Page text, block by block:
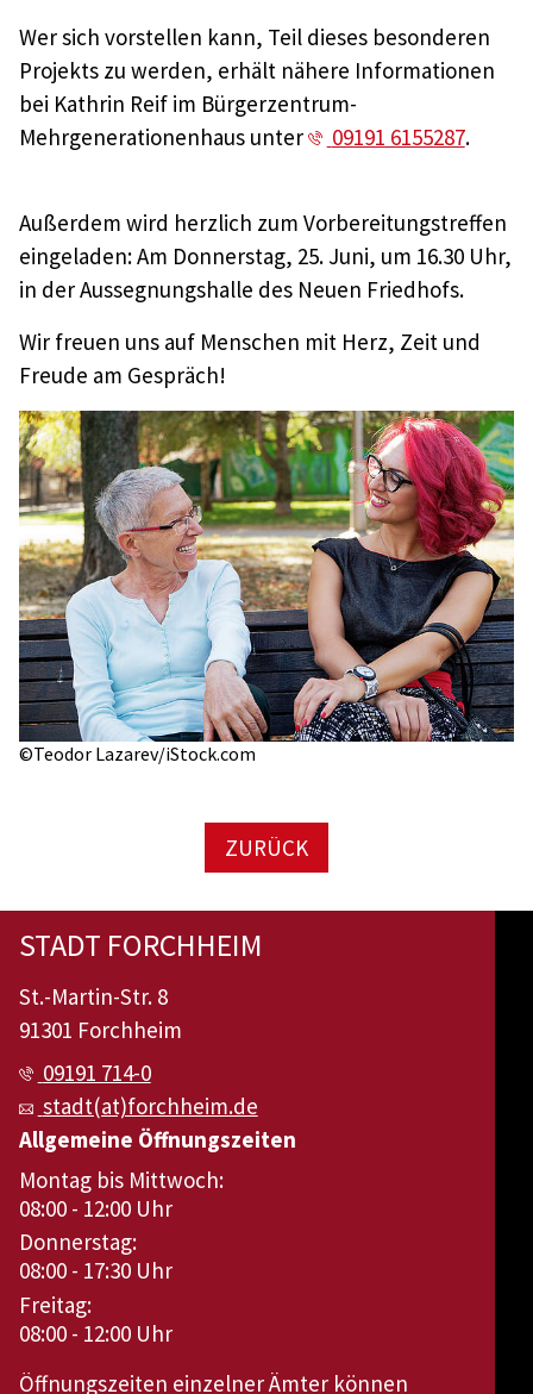
©Teodor Lazarev/iStock.com
Wer sich vorstellen kann, Teil dieses besonderen
Projekts zu werden, erhält nähere Informationen
bei Kathrin Reif im Bürgerzentrum-
Mehrgenerationenhaus unter
09191 6155287.
Außerdem wird herzlich zum Vorbereitungstreffen
eingeladen: Am Donnerstag, 25. Juni, um 16.30 Uhr,
in der Aussegnungshalle des Neuen Friedhofs.
Wir freuen uns auf Menschen mit Herz, Zeit und
Freude am Gespräch!
ZURÜCK
STADT FORCHHEIM
St.-Martin-Str. 8
91301 Forchheim
09191 714-0
stadt(at)forchheim.de
Allgemeine Öffnungszeiten
Montag bis Mittwoch:
08:00 - 12:00 Uhr
Donnerstag:
08:00 - 17:30 Uhr
Freitag:
08:00 - 12:00 Uhr
Öffnungszeiten einzelner Ämter können